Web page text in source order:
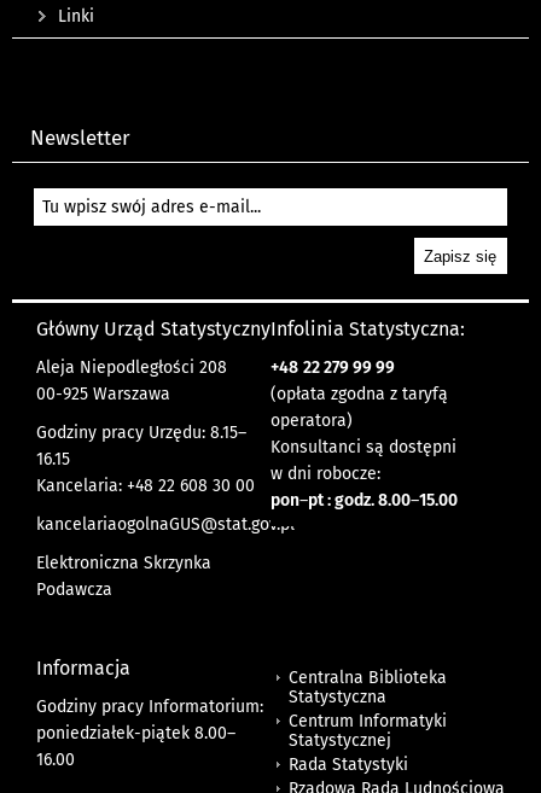
Linki
Newsletter
Główny Urząd Statystyczny
Aleja Niepodległości 208
00-925 Warszawa
Godziny pracy Urzędu: 8.15–
16.15
Kancelaria: +48 22 608 30 00
kancelariaogolnaGUS@stat.gov.pl
Elektroniczna Skrzynka
Podawcza
Infolinia Statystyczna:
+48 22 279 99 99
(opłata zgodna z taryfą
operatora)
Konsultanci są dostępni
w dni robocze:
pon–pt : godz. 8.00–15.00
Informacja
Godziny pracy Informatorium:
poniedziałek-piątek 8.00–
16.00
Centralna Biblioteka
Statystyczna
Centrum Informatyki
Statystycznej
Rada Statystyki
Rządowa Rada Ludnościowa